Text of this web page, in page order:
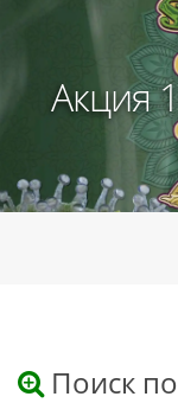
Акция
Поиск